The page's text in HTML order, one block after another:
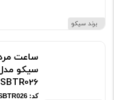
برند سیکو
ساعت
سیکو
SBTR026
کد: SBTR026